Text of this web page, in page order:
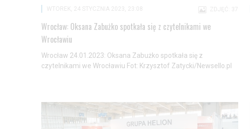
ZDJĘĆ: 37
WTOREK, 24 STYCZNIA 2023, 23:08
Wrocław: Oksana Zabużko spotkała się z czytelnikami we
Wrocławiu
Wrocław 24.01.2023: Oksana Zabużko spotkała się z
czytelnikami we Wrocławiu Fot: Krzysztof Zatycki/Newsello.pl